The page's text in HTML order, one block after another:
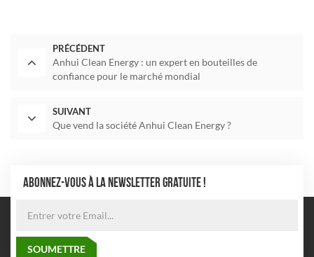
PRÉCÉDENT
Anhui Clean Energy : un expert en bouteilles de
confiance pour le marché mondial
SUIVANT
Que vend la société Anhui Clean Energy ?
ABONNEZ-VOUS À LA NEWSLETTER GRATUITE !